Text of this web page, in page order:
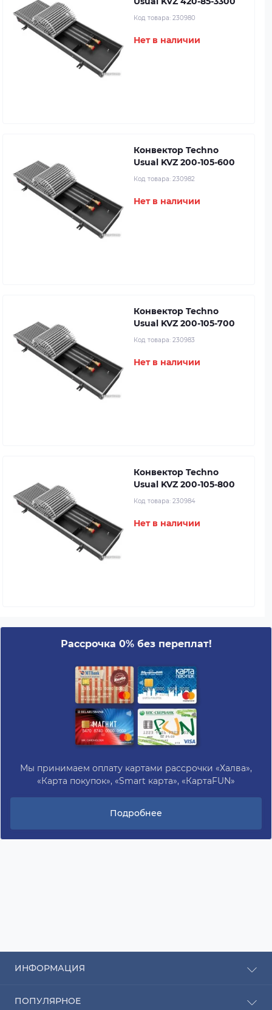
Код товара: 230980
Нет в наличии
Конвектор Techno
Usual KVZ 200-105-600
Код товара: 230982
Нет в наличии
Конвектор Techno
Usual KVZ 200-105-700
Код товара: 230983
Нет в наличии
Конвектор Techno
Usual KVZ 200-105-800
Код товара: 230984
Нет в наличии
Рассрочка 0% без переплат!
Мы принимаем оплату картами рассрочки «Халва»,
«Карта покупок», «Smart карта», «КартаFUN»
Подробнее
ИНФОРМАЦИЯ
Оплата
ПОПУЛЯРНОЕ